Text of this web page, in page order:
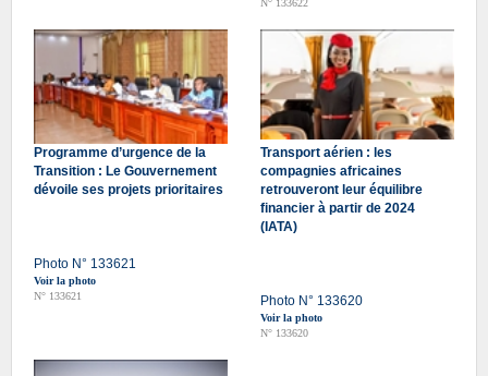
Programme d’urgence de la
Transition : Le Gouvernement
dévoile ses projets prioritaires
Photo N° 133621
Voir la photo
N° 133621
Transport aérien : les
compagnies africaines
retrouveront leur équilibre
financier à partir de 2024
(IATA)
Photo N° 133620
Voir la photo
N° 133620